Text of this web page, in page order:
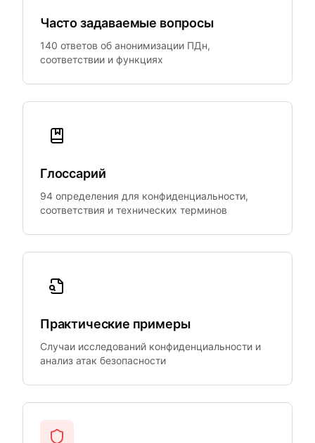
Часто задаваемые вопросы
140 ответов об анонимизации ПДн,
соответствии и функциях
Глоссарий
94 определения для конфиденциальности,
соответствия и технических терминов
Практические примеры
Случаи исследований конфиденциальности и
анализ атак безопасности